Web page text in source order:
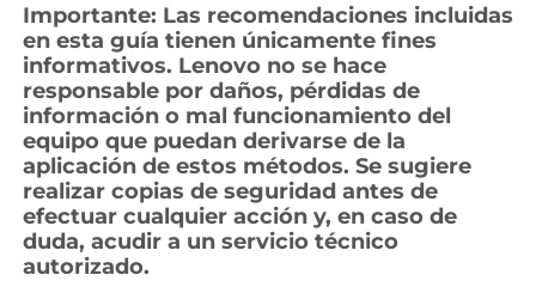
m
Importante: Las recomendaciones incluidas
en esta guía tienen únicamente fines
informativos. Lenovo no se hace
responsable por daños, pérdidas de
información o mal funcionamiento del
equipo que puedan derivarse de la
aplicación de estos métodos. Se sugiere
realizar copias de seguridad antes de
efectuar cualquier acción y, en caso de
duda, acudir a un servicio técnico
autorizado.